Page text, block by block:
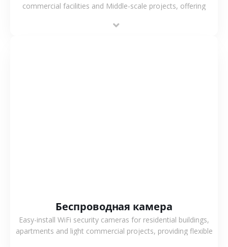
commercial facilities and Middle-scale projects, offering
support.
Беспроводная камера
Easy-install WiFi security cameras for residential buildings,
apartments and light commercial projects, providing flexible